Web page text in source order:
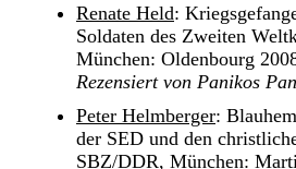
Renate Held:
Soldaten des Zweiten
München: Oldenbourg
Rezensiert von Panikos
Peter Helmberger:
der SED und den
SBZ/DDR, München: